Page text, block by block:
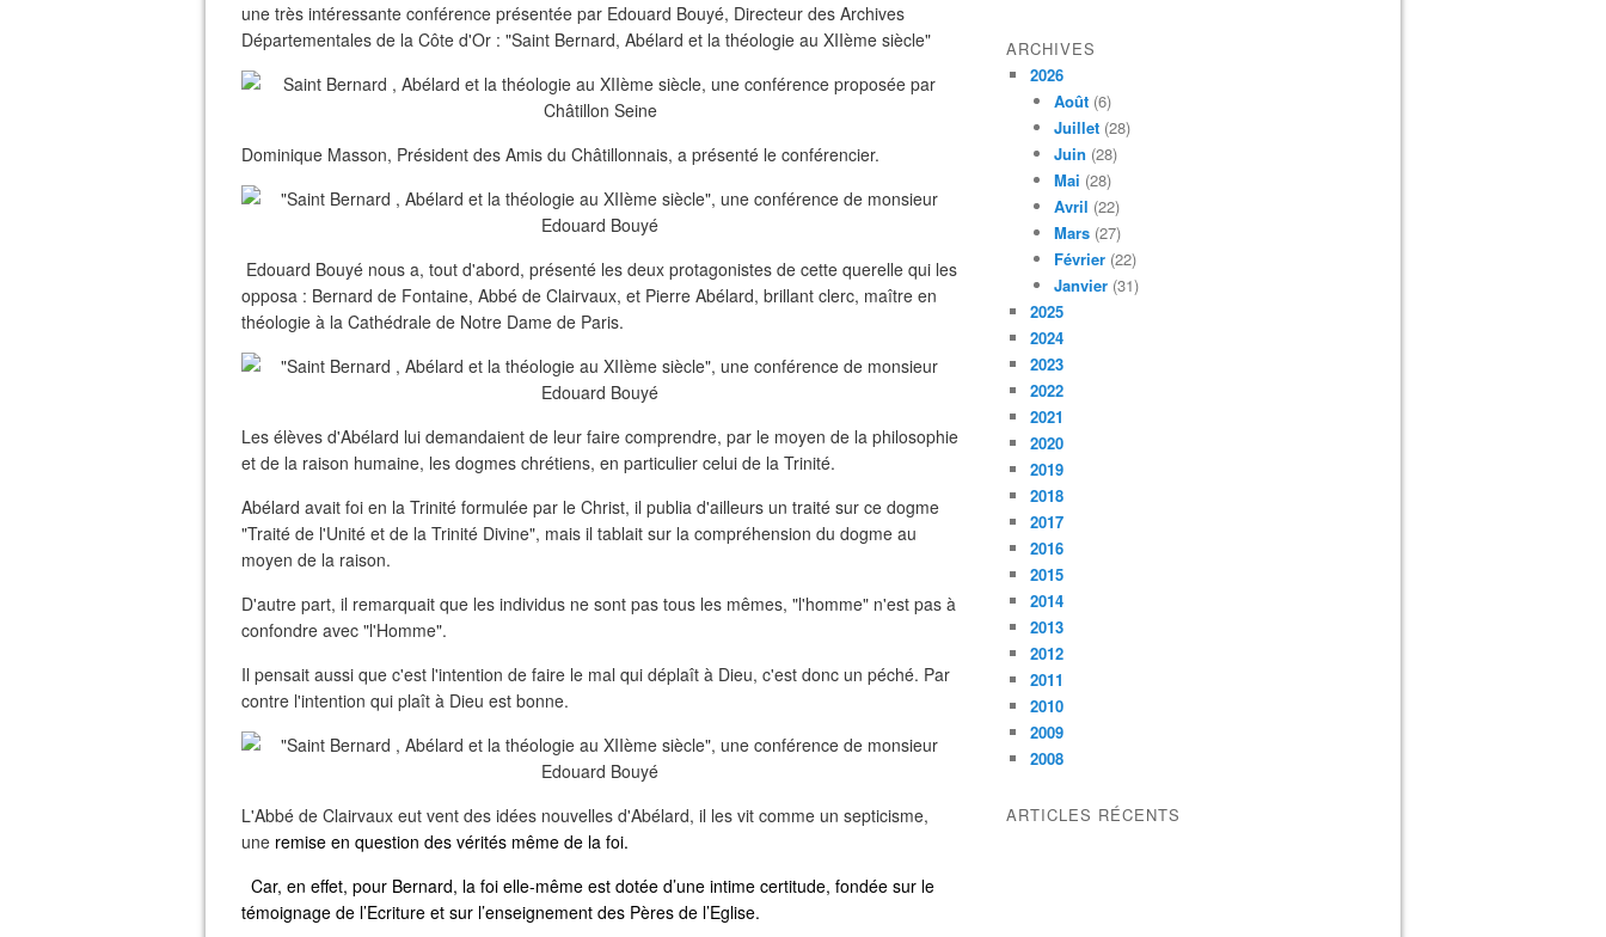
une très intéressante conférence présentée par Edouard Bouyé, Directeur des Archives
Départementales de la Côte d'Or : "Saint Bernard, Abélard et la théologie au XIIème siècle"
Dominique Masson, Président des Amis du Châtillonnais, a présenté le conférencier.
Edouard Bouyé nous a, tout d'abord, présenté les deux protagonistes de cette querelle qui les
opposa : Bernard de Fontaine, Abbé de Clairvaux, et Pierre Abélard, brillant clerc, maître en
théologie à la Cathédrale de Notre Dame de Paris.
Les élèves d'Abélard lui demandaient de leur faire comprendre, par le moyen de la philosophie
et de la raison humaine, les dogmes chrétiens, en particulier celui de la Trinité.
Abélard avait foi en la Trinité formulée par le Christ, il publia d'ailleurs un traité sur ce dogme
"Traité de l'Unité et de la Trinité Divine", mais il tablait sur la compréhension du dogme au
moyen de la raison.
D'autre part, il remarquait que les individus ne sont pas tous les mêmes, "l'homme" n'est pas à
confondre avec "l'Homme".
Il pensait aussi que c'est l'intention de faire le mal qui déplaît à Dieu, c'est donc un péché. Par
contre l'intention qui plaît à Dieu est bonne.
L'Abbé de Clairvaux eut vent des idées nouvelles d'Abélard, il les vit comme un septicisme,
une remise en question des vérités même de la foi.
Car, en effet, pour Bernard, la foi elle-même est dotée d’une intime certitude, fondée sur le
témoignage de l’Ecriture et sur l’enseignement des Pères de l’Eglise.
ARCHIVES
2026
Août (6)
Juillet (28)
Juin (28)
Mai (28)
Avril (22)
Mars (27)
Février (22)
Janvier (31)
2025
2024
2023
2022
2021
2020
2019
2018
2017
2016
2015
2014
2013
2012
2011
2010
2009
2008
ARTICLES RÉCENTS